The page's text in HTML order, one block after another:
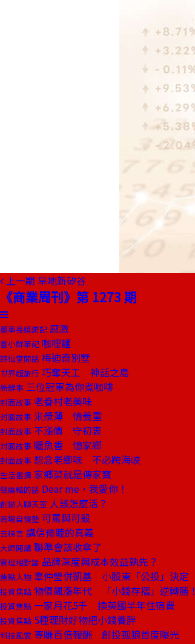
上一期 旱地新矽谷
《商業周刊》第 1273 期
董事長嬉遊記 感激
嘗小鮮筆記 咖哩麵
詩仙堂閒話 梅迪奇別墅
世界超旅行 巧奪天工 神話之島
新鮮事 三位冠軍為你煮咖啡
封面故事 老眷村老美味
封面故事 米漿薄 情義重
封面故事 不漲價 守初衷
封面故事 曬魚香 憶家鄉
封面故事 想念老鄉味 不必跨海峽
生活書摘 家鄉菜就是傳家寶
總編輯的話 Dear me，我愛你！
創辦人聊天室 人該怎麼活？
商場自慢塾 可罵與可殺
去梯言 講信修睦的真義
大師開講 聯準會該收傘了
管理相對論 品牌深度與成本效益孰先？
焦點人物 辜仲瑩併凱基 小股東「公投」決定
投資焦點 物價飆漲年代 「小錢存摺」逆轉勝！
投資焦點 一家月花5千 換英國半年住宿費
投資焦點 5種理財好物把小錢養胖
科技風雲 專賺百倍報酬 創投孤狼首度曝光